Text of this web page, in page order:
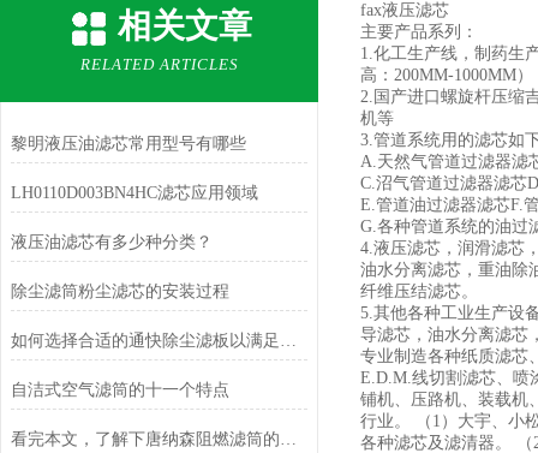
相关文章
RELATED ARTICLES
黎明液压油滤芯常用型号有哪些
LH0110D003BN4HC滤芯应用领域
液压油滤芯有多少种分类？
除尘滤筒粉尘滤芯的安装过程
如何选择合适的通快除尘滤板以满足除尘需求？
自洁式空气滤筒的十一个特点
看完本文，了解下唐纳森阻燃滤筒的功能特点
fax液压滤芯
主要产品系列：
1.化工生产线，制药生
高：200MM-1000MM）
2.国产进口螺旋杆压缩
机等
3.管道系统用的滤芯如
A.天然气管道过滤器滤
C.沼气管道过滤器滤芯
E.管道油过滤器滤芯F.
G.各种管道系统的油
4.液压滤芯，润滑滤芯
油水分离滤芯，重油除
纤维压结滤芯。
5.其他各种工业生产设
导滤芯，油水分离滤芯
专业制造各种纸质滤芯
E.D.M.线切割滤芯、喷
铺机、压路机、装载机
行业。 （1）大宇、小
各种滤芯及滤清器。